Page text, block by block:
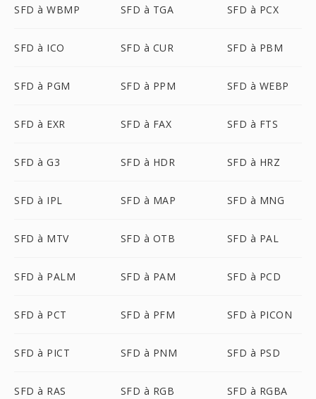
SFD à WBMP SFD à TGA SFD à PCX
SFD à ICO SFD à CUR SFD à PBM
SFD à PGM SFD à PPM SFD à WEBP
SFD à EXR SFD à FAX SFD à FTS
SFD à G3 SFD à HDR SFD à HRZ
SFD à IPL SFD à MAP SFD à MNG
SFD à MTV SFD à OTB SFD à PAL
SFD à PALM SFD à PAM SFD à PCD
SFD à PCT SFD à PFM SFD à PICON
SFD à PICT SFD à PNM SFD à PSD
SFD à RAS SFD à RGB SFD à RGBA